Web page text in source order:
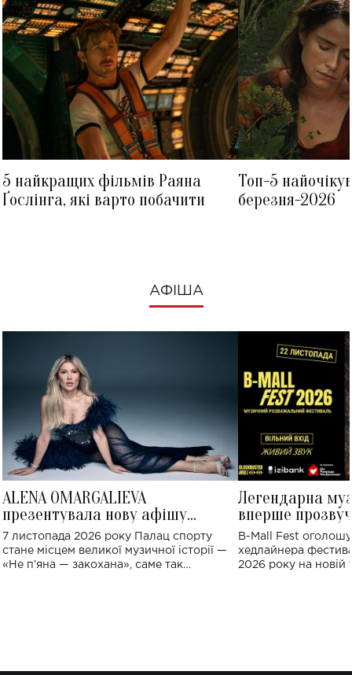
5 найкращих фільмів Раяна
Ґослінга, які варто побачити
Топ-5
березня-2026
АФІША
ALENA OMARGALIEVA
презентувала нову афішу
великого концерту в Палаці
спорту
7 листопада 2026 року Палац спорту
стане місцем великої музичної історії —
«Не пʼяна — закохана», саме так
Легендарна
вперше
Україні: де
B-Mall Fest
хедлайнера
2026 року на новій